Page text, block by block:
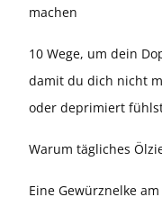
machen
10 Wege, um dein
damit du dich nicht
oder deprimiert
Warum tägliches
Eine Gewürznelke